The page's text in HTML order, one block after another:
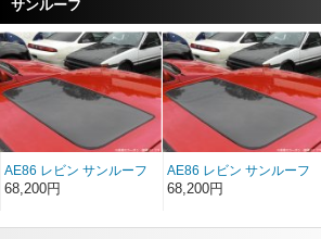
サンルーフ
AE86 レビン サンルーフ
（カーボン綾織り）
68,200円
AE86 レビン サンルーフ
（カーボン平織り）
68,200円